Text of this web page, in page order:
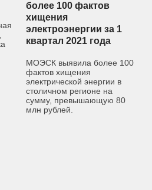
более 100 фактов
хищения
электроэнергии за 1
квартал 2021 года
МОЭСК выявила более 100
фактов хищения
электрической энергии в
столичном регионе на
сумму, превышающую 80
млн рублей.